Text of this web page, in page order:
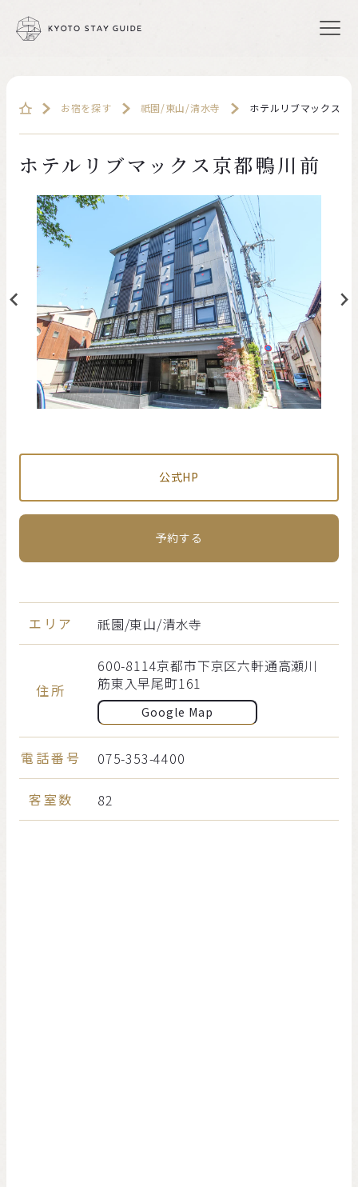
お宿を探す 祇園/東山/清水寺 ホテルリブマックス京
ホテルリブマックス京都鴨川前
公式HP
予約する
エリア 祇園/東山/清水寺
住所
600-8114京都市下京区六軒通高瀬川
筋東入早尾町161
Google Map
電話番号 075-353-4400
客室数 82